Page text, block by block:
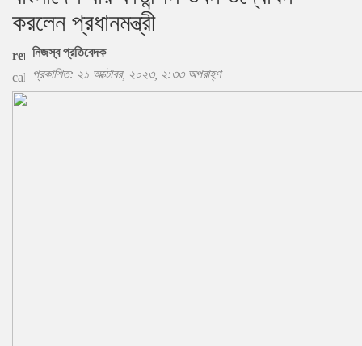
করলেন প্রধানমন্ত্রী
নিজস্ব প্রতিবেদক
প্রকাশিত: ২১ অক্টোবর, ২০২৩, ২:৩৩ অপরাহ্ণ